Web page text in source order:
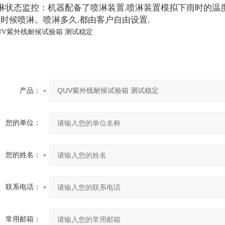
状态监控：机器配备了喷淋装置.喷淋装置模拟下雨时的
候喷淋。喷淋多久.都由客户自由设置.
产品：
您的单位：
您的姓名：
联系电话：
常用邮箱：